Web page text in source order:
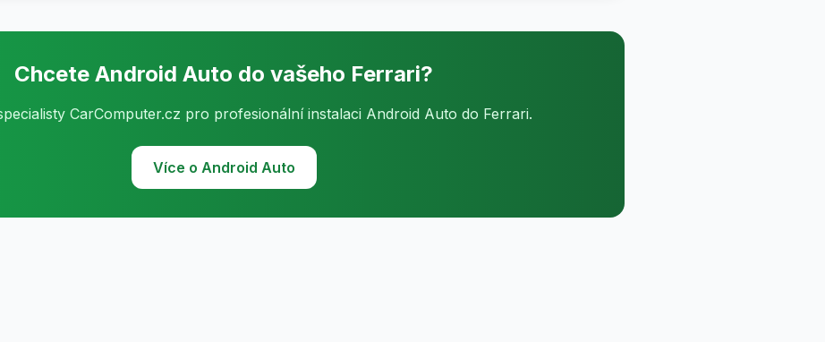
Chcete Android Auto do vašeho Ferrari?
CarComputer.cz pro profesionální instalaci Android Auto do Ferrari.
Více o Android Auto